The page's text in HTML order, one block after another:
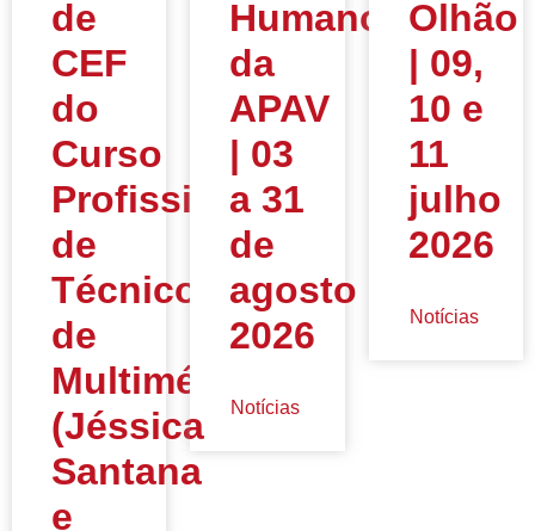
de
CEF
do
Curso
Profissional
de
Técnico
de
Multimédia
(Jéssica
Santana
e
Humano”
da
APAV
| 03
a 31
de
agosto
2026
Notícias
Olhão
| 09,
10 e
11
julho
2026
Notícias